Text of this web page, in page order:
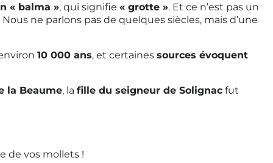
« balma », qui signifie « grotte ». Et ce n’est pas un
Nous ne parlons pas de quelques siècles, mais d’une
10 000 ans, et certaines sources évoquent
la Beaume, la fille du seigneur de Solignac fut
de vos mollets !